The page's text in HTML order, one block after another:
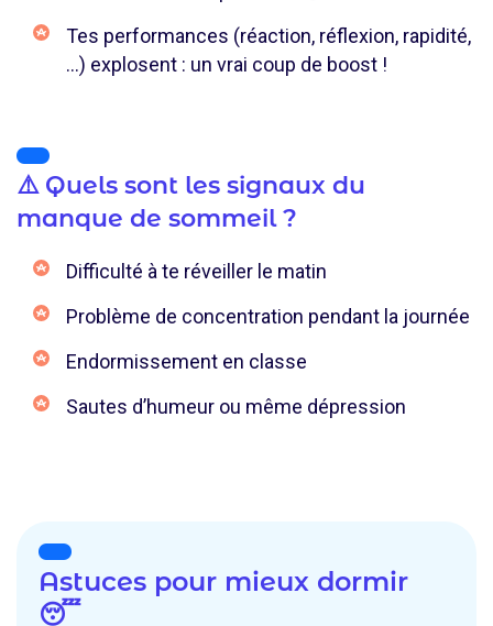
Tes performances (réaction, réflexion, rapidité,
...) explosent : un vrai coup de boost !
⚠️ Quels sont les signaux du
manque de sommeil ?
Difficulté à te réveiller le matin
Problème de concentration pendant la journée
Endormissement en classe
Sautes d’humeur ou même dépression
Astuces pour mieux dormir
😴